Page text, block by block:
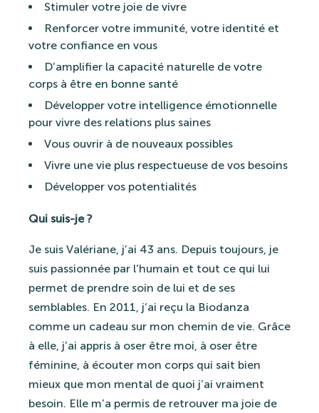
Stimuler votre joie de vivre
Renforcer votre immunité, votre identité et
votre confiance en vous
D’amplifier la capacité naturelle de votre
corps à être en bonne santé
Développer votre intelligence émotionnelle
pour vivre des relations plus saines
Vous ouvrir à de nouveaux possibles
Vivre une vie plus respectueuse de vos besoins
Développer vos potentialités
Qui suis-je ?
Je suis Valériane, j’ai 43 ans. Depuis toujours, je
suis passionnée par l’humain et tout ce qui lui
permet de prendre soin de lui et de ses
semblables. En 2011, j’ai reçu la Biodanza
comme un cadeau sur mon chemin de vie. Grâce
à elle, j’ai appris à oser être moi, à oser être
féminine, à écouter mon corps qui sait bien
mieux que mon mental de quoi j’ai vraiment
besoin. Elle m’a permis de retrouver ma joie de